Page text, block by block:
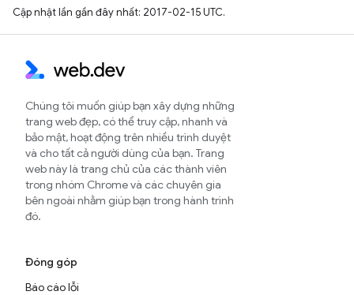
Cập nhật lần gần đây nhất: 2017-02-15 UTC.
Chúng tôi muốn giúp bạn xây dựng những
trang web đẹp, có thể truy cập, nhanh và
bảo mật, hoạt động trên nhiều trình duyệt
và cho tất cả người dùng của bạn. Trang
web này là trang chủ của các thành viên
trong nhóm Chrome và các chuyên gia
bên ngoài nhằm giúp bạn trong hành trình
đó.
Đóng góp
Báo cáo lỗi